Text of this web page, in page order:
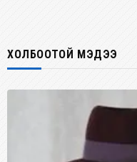
ХОЛБООТОЙ МЭДЭЭ